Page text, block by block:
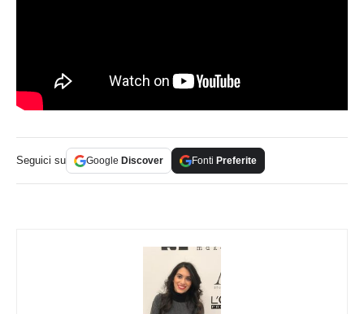
Seguici su Google Discover Fonti Preferite